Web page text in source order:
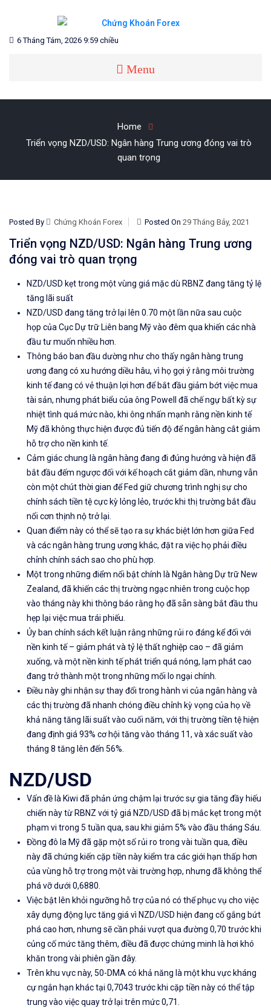
content
CHỨNG KHOÁN FOREX
Blog chia sẻ về Chứng Khoán và Forex
6 Tháng Tám, 2026 9:59 chiều
Menu
Home
Triển vọng NZD/USD: Ngân hàng Trung ương đóng vai trò
quan trọng
Posted By Chứng Khoán Forex Posted On 29 Tháng Bảy, 2021
Triển vọng NZD/USD: Ngân hàng Trung ương
đóng vai trò quan trọng
NZD/USD kẹt trong một vùng giá mặc dù RBNZ đang tăng tỷ lệ
tăng lãi suất
NZD/USD đang tăng trở lại lên 0.70 một lần nữa sau cuộc
họp củaCục Dự trữ Liên bang Mỹvào đêm qua khiến các nhà
đầu tư muốn nhiều hơn.
Thông báo ban đầu dường như cho thấy ngân hàng trung
ương đang có xu hướng diều hâu, vì họ gợi ý rằng môi trường
kinh tế đang có vẻ thuận lợi hơn để bắt đầu giảm bớt việc mua
tài sản, nhưng phát biểu của ông Powell đã chế ngự bất kỳ sự
nhiệt tình quá mức nào, khi ông nhấn mạnh rằng nền kinh tế
Mỹ đã không thực hiện được đủ tiến độ để ngân hàng cắt giảm
hỗ trợ cho nền kinh tế.
Cảm giác chung là ngân hàng đang đi đúng hướng và hiện đã
bắt đầu đếm ngược đối với kế hoạch cắt giảm dần, nhưng vẫn
còn một chút thời gian để Fed giữ chương trình nghị sự cho
chính sách tiền tệ cực kỳ lỏng lẻo, trước khi thị trường bắt đầu
nổi cơn thịnh nộ trở lại.
Quan điểm này có thể sẽ tạo ra sự khác biệt lớn hơn giữa Fed
và các ngân hàng trung ương khác, đặt ra việc họ phải điều
chỉnh chính sách sao cho phù hợp.
Một trong những điểm nổi bật chính là Ngân hàng Dự trữ New
Zealand, đã khiến các thị trường ngạc nhiên trong cuộc họp
vào tháng này khi thông báo rằng họ đã sẵn sàng bắt đầu thu
hẹp lại việc mua trái phiếu.
Ủy ban chính sách kết luận rằng những rủi ro đáng kể đối với
nền kinh tế – giảm phát và tỷ lệ thất nghiệp cao – đã giảm
xuống, và một nền kinh tế phát triển quá nóng, lạm phát cao
đang trở thành một trong những mối lo ngại chính.
Điều này ghi nhận sự thay đổi trong hành vi của ngân hàng và
các thị trường đã nhanh chóng điều chỉnh kỳ vọng của họvề
khả năng tăng lãi suấtvào cuối năm, với thị trường tiền tệ hiện
đang định giá 93% cơ hội tăng vào tháng 11, và xác suất vào
tháng 8 tăng lên đến 56%.
NZD/USD
Vấn đề là Kiwi đã phản ứng chậm lại trước sự gia tăng đầy hiếu
chiến này từ RBNZ với tỷ giá NZD/USD đã bị mắc kẹt trong một
phạm vi trong 5 tuần qua, sau khi giảm 5% vào đầu tháng Sáu.
Đồng đô la Mỹ đã gặp một số rủi ro trong vài tuần qua, điều
này đã chứng kiến ​​cặp tiền này kiểm tra các giới hạn thấp hơn
của vùng hỗ trợ trong một vài trường hợp, nhưng đã không thể
phá vỡ dưới 0,6880.
Việc bật lên khỏi ngưỡng hỗ trợ của nó có thể phục vụ cho việc
xây dựng động lực tăng giá vì NZD/USD hiện đang cố gắng bứt
phá cao hơn, nhưng sẽ cần phải vượt qua đường 0,70 trước khi
củng cố mức tăng thêm, điều đã được chứng minh là hơi khó
khăn trong vài phiên gần đây.
Trên khu vực này, 50-DMA có khả năng là một khu vực kháng
cự ngắn hạn khác tại 0,7043 trước khi cặp tiền này có thể tập
trung vào việc quay trở lại trên mức 0,71.